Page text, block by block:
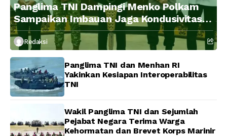
Panglima TNI Dampingi Menko Polkam
Sampaikan Imbauan Jaga Kondusivitas
Bangsa
Redaksi
Panglima TNI dan Menhan RI
Yakinkan Kesiapan Interoperabilitas
TNI
Wakil Panglima TNI dan Sejumlah
Pejabat Negara Terima Warga
Kehormatan dan Brevet Korps Marinir